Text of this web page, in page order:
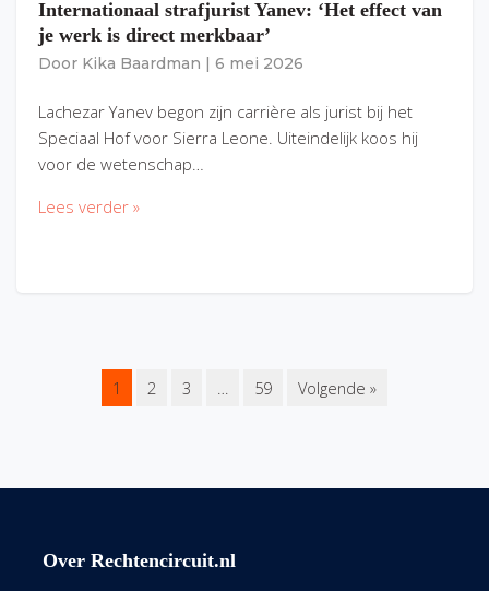
Internationaal strafjurist Yanev: ‘Het effect van
je werk is direct merkbaar’
Door Kika Baardman 6 mei 2026
Lachezar Yanev begon zijn carrière als jurist bij het
Speciaal Hof voor Sierra Leone. Uiteindelijk koos hij
voor de wetenschap…
Lees verder »
1 2 3 … 59 Volgende »
Over Rechtencircuit.nl